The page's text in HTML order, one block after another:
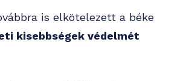
is elkötelezett a béke
kisebbségek védelmét